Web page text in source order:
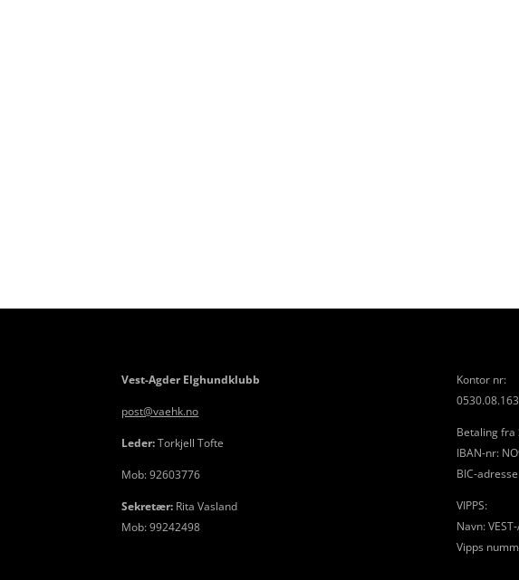
Vest-Agder Elghundklubb
post@vaehk.no
Leder:Torkjell Tofte
Mob: 92603776
Sekretær: Rita Vasland
Mob: 99242498
Kontor nr:
Betaling fra
IBAN-nr:
BIC-
VIPPS:
Navn:
Vipps